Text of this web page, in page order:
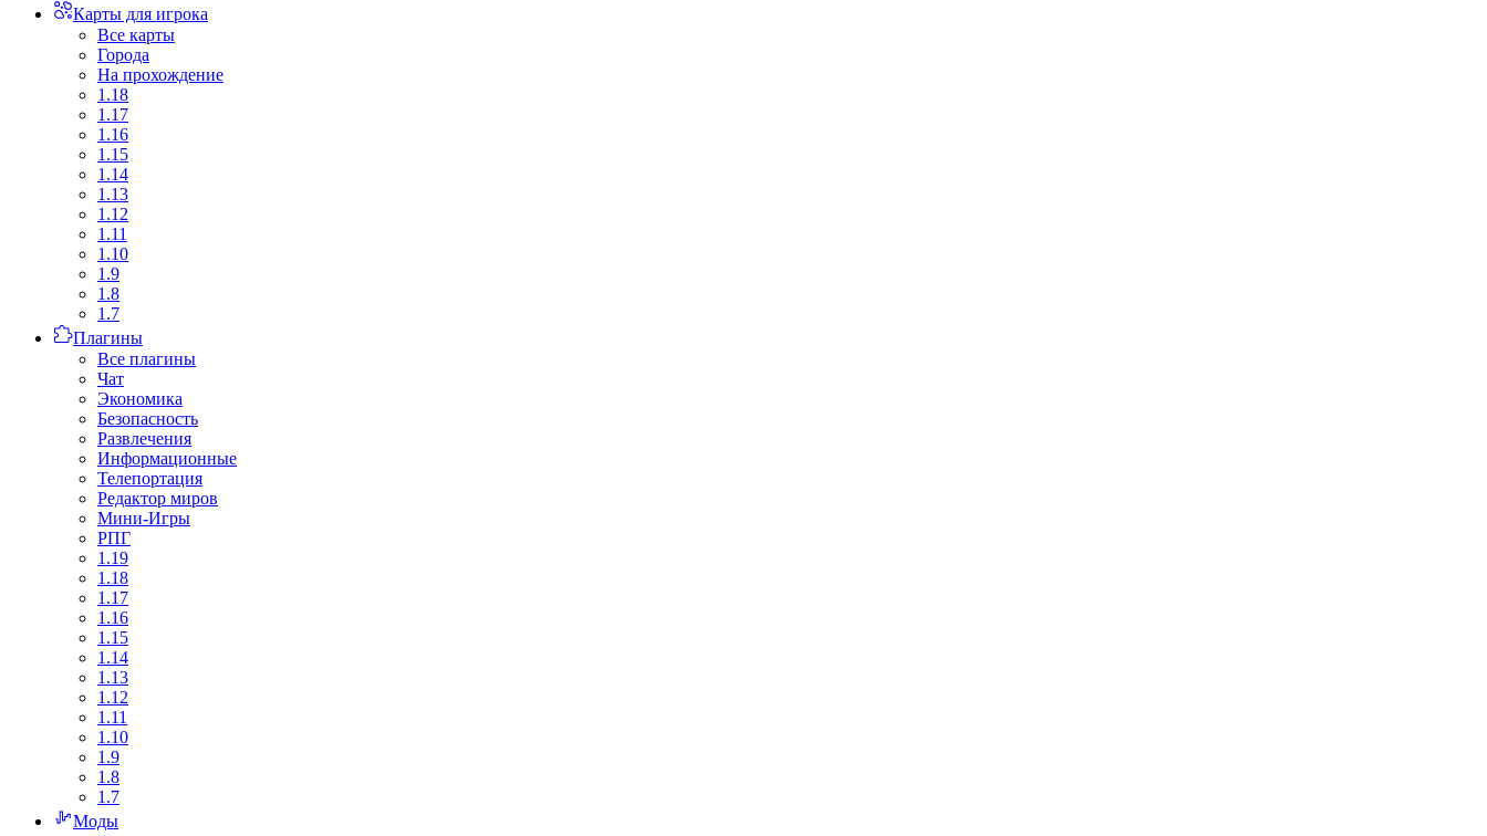
Карты для игрока
Все карты
Города
На прохождение
1.18
1.17
1.16
1.15
1.14
1.13
1.12
1.11
1.10
1.9
1.8
1.7
Плагины
Все плагины
Чат
Экономика
Безопасность
Развлечения
Информационные
Телепортация
Редактор миров
Мини-Игры
РПГ
1.19
1.18
1.17
1.16
1.15
1.14
1.13
1.12
1.11
1.10
1.9
1.8
1.7
Моды